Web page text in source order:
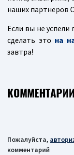
наших партнеров
Если вы не
сделать это на
завтра!
КОММЕНТАРИИ
Пожалуйста,
комментарий